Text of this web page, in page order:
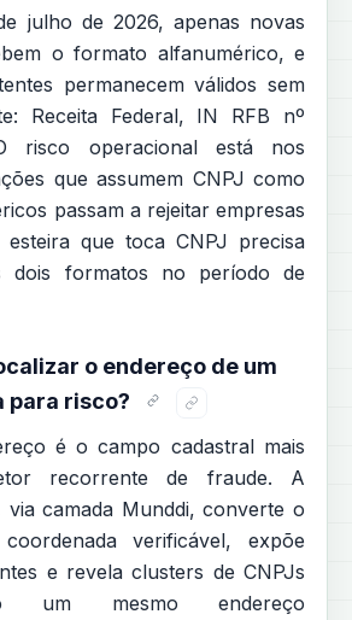
julho de 2026, apenas novas
o formato alfanumérico, e
permanecem válidos sem
Receita Federal, IN RFB nº
risco operacional está nos
que assumem CNPJ como
passam a rejeitar empresas
esteira que toca CNPJ precisa
dois formatos no período de
o endereço de um
para risco?
é o campo cadastral mais
recorrente de fraude. A
via camada Munddi, converte o
verificável, expõe
e revela clusters de CNPJs
um mesmo endereço